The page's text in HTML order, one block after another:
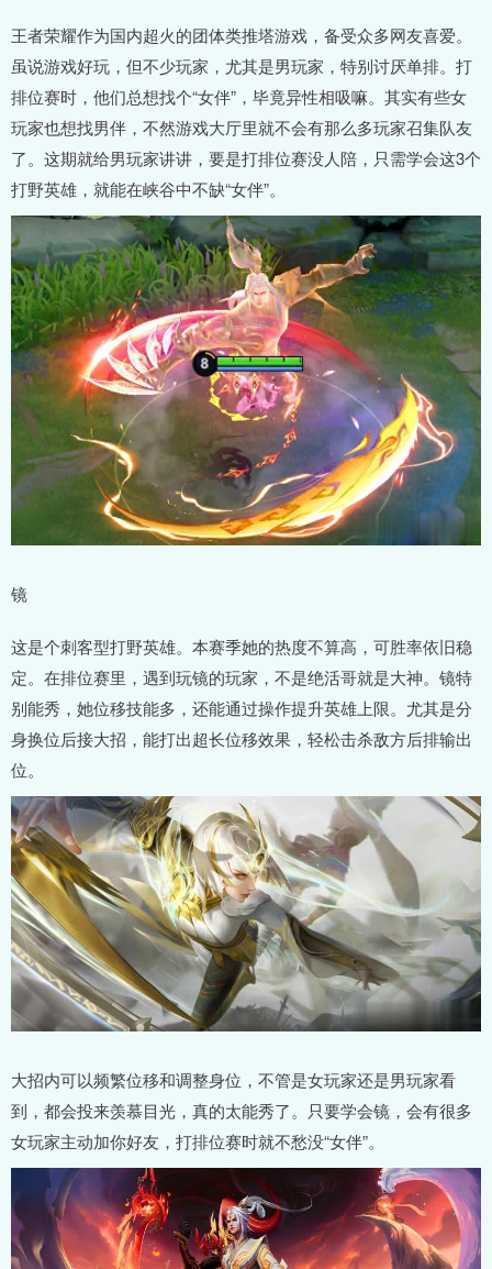
王者荣耀作为国内超火的团体类推塔游戏，备受众多网友喜爱。
虽说游戏好玩，但不少玩家，尤其是男玩家，特别讨厌单排。打
排位赛时，他们总想找个“女伴”，毕竟异性相吸嘛。其实有些女
玩家也想找男伴，不然游戏大厅里就不会有那么多玩家召集队友
了。这期就给男玩家讲讲，要是打排位赛没人陪，只需学会这3个
打野英雄，就能在峡谷中不缺“女伴”。
镜
这是个刺客型打野英雄。本赛季她的热度不算高，可胜率依旧稳
定。在排位赛里，遇到玩镜的玩家，不是绝活哥就是大神。镜特
别能秀，她位移技能多，还能通过操作提升英雄上限。尤其是分
身换位后接大招，能打出超长位移效果，轻松击杀敌方后排输出
位。
大招内可以频繁位移和调整身位，不管是女玩家还是男玩家看
到，都会投来羡慕目光，真的太能秀了。只要学会镜，会有很多
女玩家主动加你好友，打排位赛时就不愁没“女伴”。